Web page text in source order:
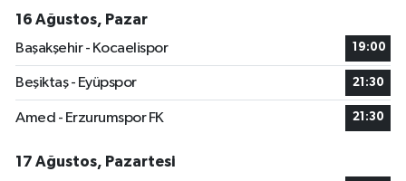
16 Ağustos, Pazar
Başakşehir - Kocaelispor
19:00
Beşiktaş - Eyüpspor 21:30
Amed - Erzurumspor FK 21:30
17 Ağustos, Pazartesi